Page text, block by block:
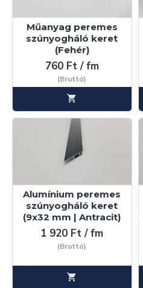
Műanyag peremes
szúnyogháló keret
(Fehér)
760 Ft / fm
(Bruttó)
Alumínium peremes
szúnyogháló keret
(9x32 mm | Antracit)
1 920 Ft / fm
(Bruttó)